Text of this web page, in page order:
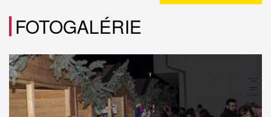
FOTOGALÉRIE